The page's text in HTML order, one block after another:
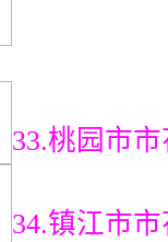
33.桃园市
34.镇江市